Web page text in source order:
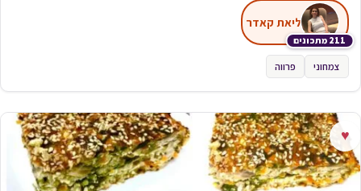
211 מתכונים
ליאת קאדר
צמחוני פרווה
♥